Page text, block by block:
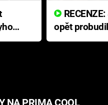
opět
přichází s